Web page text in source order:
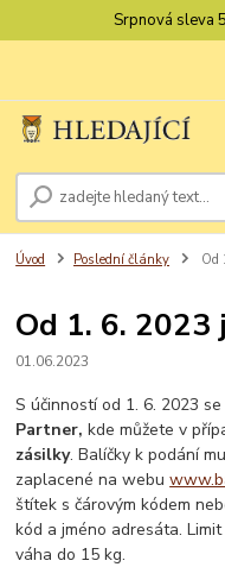
Srpnová sleva
Úvod Poslední články Od
Od 1. 6.
01.06.2023
S účinností od 1. 6. 2023
Partner, kde můžete v
zásilky. Balíčky k podání
zaplacené na webu
štítek s čárovým kódem
kód a jméno adresáta.
váha do 15 kg.